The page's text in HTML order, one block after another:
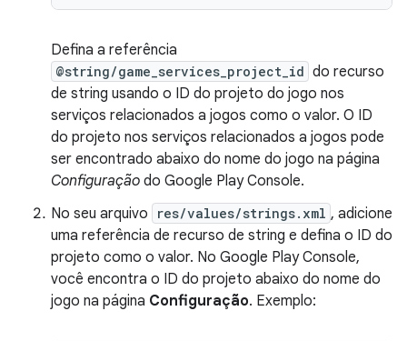
Defina a referência
@string/game_services_project_id do recurso
de string usando o ID do projeto do jogo nos
serviços relacionados a jogos como o valor. O ID
do projeto nos serviços relacionados a jogos pode
ser encontrado abaixo do nome do jogo na página
Configuração do Google Play Console.
No seu arquivo
res/values/strings.xml , adicione
uma referência de recurso de string e defina o ID do
projeto como o valor. No Google Play Console,
você encontra o ID do projeto abaixo do nome do
jogo na página Configuração. Exemplo: